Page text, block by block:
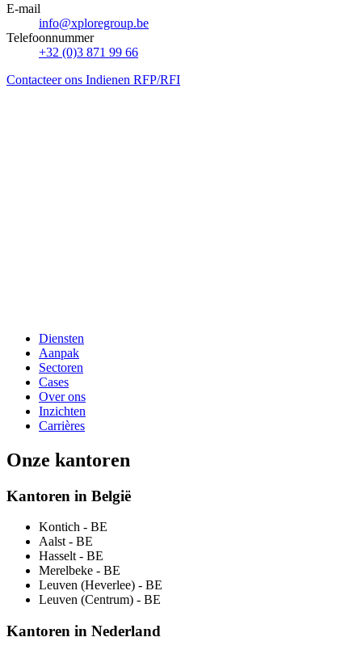
E-mail
info@xploregroup.be
Telefoonnummer
+32 (0)3 871 99 66
Contacteer ons Indienen RFP/RFI
Diensten
Aanpak
Sectoren
Cases
Over ons
Inzichten
Carrières
Onze kantoren
Kantoren in België
Kontich - BE
Aalst- BE
Hasselt- BE
Merelbeke - BE
Leuven (Heverlee) - BE
Leuven (Centrum) - BE
Kantoren in Nederland